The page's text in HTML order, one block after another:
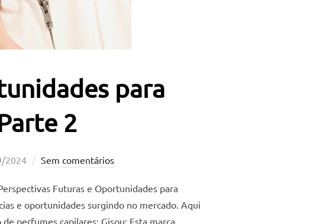
para
2
2024 Sem comentários
Futuras e Oportunidades para
e oportunidades surgindo no mercado. Aqui
perfumes capilares: Gisou: Esta marca